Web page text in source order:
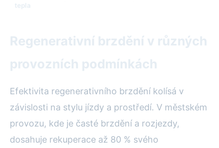
tepla
Regenerativní brzdění v různých
provozních podmínkách
Efektivita regenerativního brzdění kolísá v
závislosti na stylu jízdy a prostředí. V městském
provozu, kde je časté brzdění a rozjezdy,
dosahuje rekuperace až 80 % svého